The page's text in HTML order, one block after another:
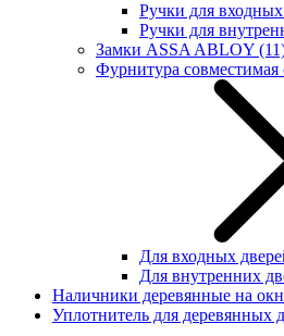
Ручки для
Ручки для
Замки ASSA ABLOY
Фурнитура
Для входных
Для внутренних
Наличники деревянные на
Уплотнитель для деревянных